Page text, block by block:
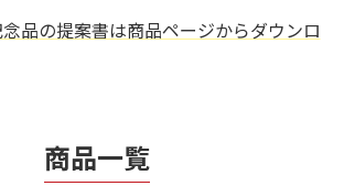
品の提案書は商品ページからダウンロ
商品一覧